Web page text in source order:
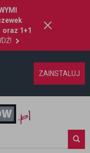
oraz 1+1
ZAINSTALUJ